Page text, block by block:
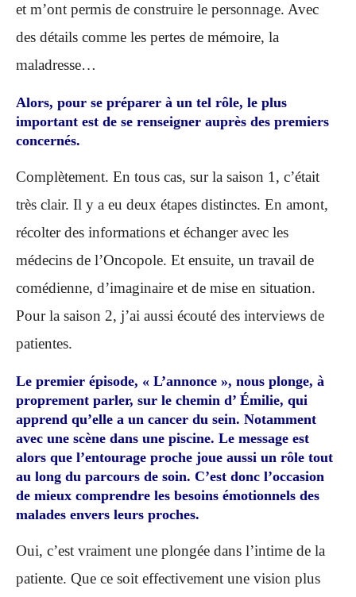
et m’ont permis de construire le personnage. Avec
des détails comme les pertes de mémoire, la
maladresse…
Alors, pour se préparer à un tel rôle, le plus
important est de se renseigner auprès des premiers
concernés.
Complètement. En tous cas, sur la saison 1, c’était
très clair. Il y a eu deux étapes distinctes. En amont,
récolter des informations et échanger avec les
médecins de l’Oncopole. Et ensuite, un travail de
comédienne, d’imaginaire et de mise en situation.
Pour la saison 2, j’ai aussi écouté des interviews de
patientes.
Le premier épisode, « L’annonce », nous plonge, à
proprement parler, sur le chemin d’ Émilie, qui
apprend qu’elle a un cancer du sein. Notamment
avec une scène dans une piscine. Le message est
alors que l’entourage proche joue aussi un rôle tout
au long du parcours de soin. C’est donc l’occasion
de mieux comprendre les besoins émotionnels des
malades envers leurs proches.
Oui, c’est vraiment une plongée dans l’intime de la
patiente. Que ce soit effectivement une vision plus